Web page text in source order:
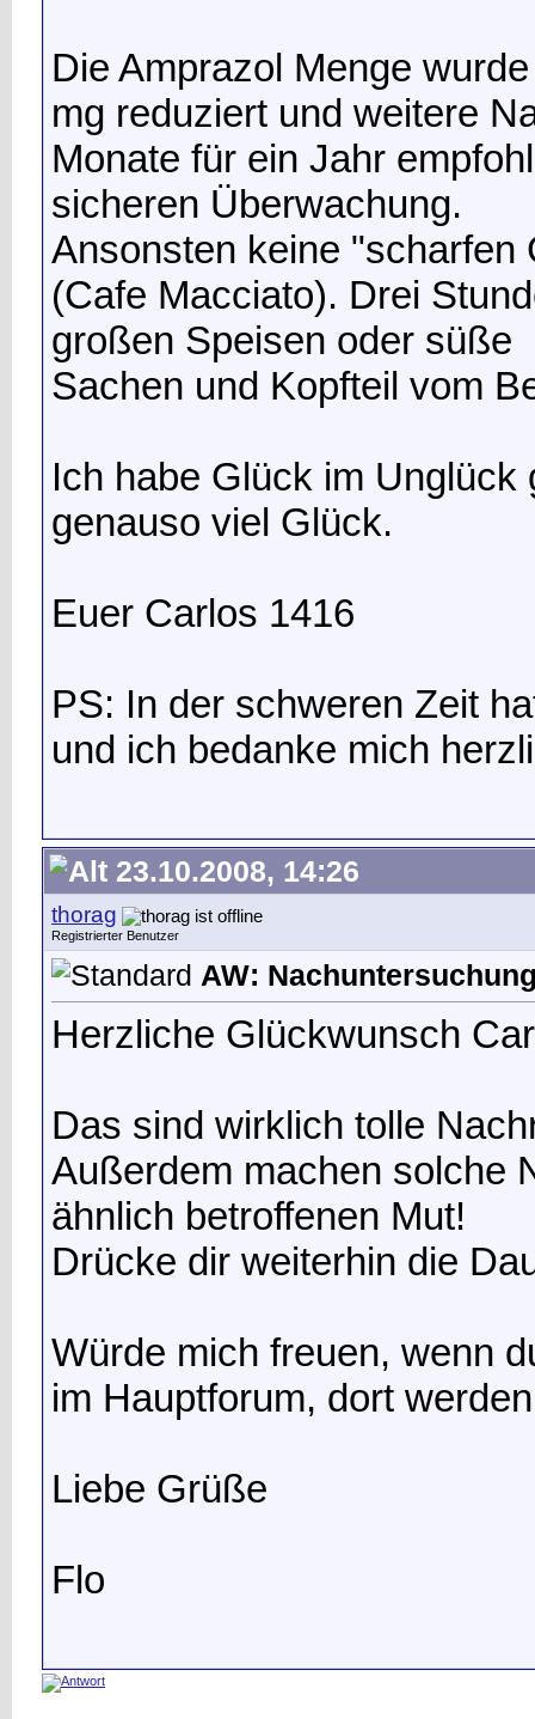
Die Amprazol Menge
mg reduziert und weitere
Monate für ein Jahr
sicheren Überwachung.
Ansonsten keine "scharfen
(Cafe Macciato). Drei
großen Speisen oder süße
Sachen und Kopfteil vom
Ich habe Glück im
genauso viel Glück.
Euer Carlos 1416
PS: In der schweren Zeit
und ich bedanke mich
23.10.2008, 14:26
thorag
Registrierter Benutzer
AW:
Herzliche Glückwunsch
Das sind wirklich tolle
Außerdem machen solche
ähnlich betroffenen Mut!
Drücke dir weiterhin die
Würde mich freuen, wenn
im Hauptforum, dort
Liebe Grüße
Flo